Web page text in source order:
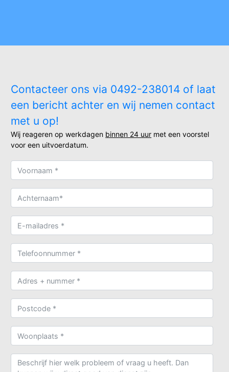
Contacteer ons via 0492-238014 of laat
een bericht achter en wij nemen contact
met u op!
Wij reageren op werkdagen binnen 24 uur met een voorstel
voor een uitvoerdatum.